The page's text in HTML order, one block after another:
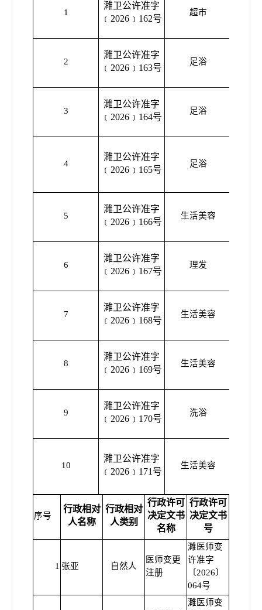
1
濉卫公许准字
﹝2026﹞162号
超市
2
濉卫公许准字
﹝2026﹞163号
足浴
3
濉卫公许准字
﹝2026﹞164号
足浴
4
濉卫公许准字
﹝2026﹞165号
足浴
5
濉卫公许准字
﹝2026﹞166号
生活美容
6
濉卫公许准字
﹝2026﹞167号
理发
7
濉卫公许准字
﹝2026﹞168号
生活美容
8
濉卫公许准字
﹝2026﹞169号
生活美容
9
濉卫公许准字
﹝2026﹞170号
洗浴
10
濉卫公许准字
﹝2026﹞171号
生活美容
序号
行政相对
人名称
行政相对
人类别
行政许可
决定文书
名称
行政许可
决定文书
号
1 张亚 自然人
医师变更
注册
濉医师变
许准字
〔2026〕
064号
濉医师变